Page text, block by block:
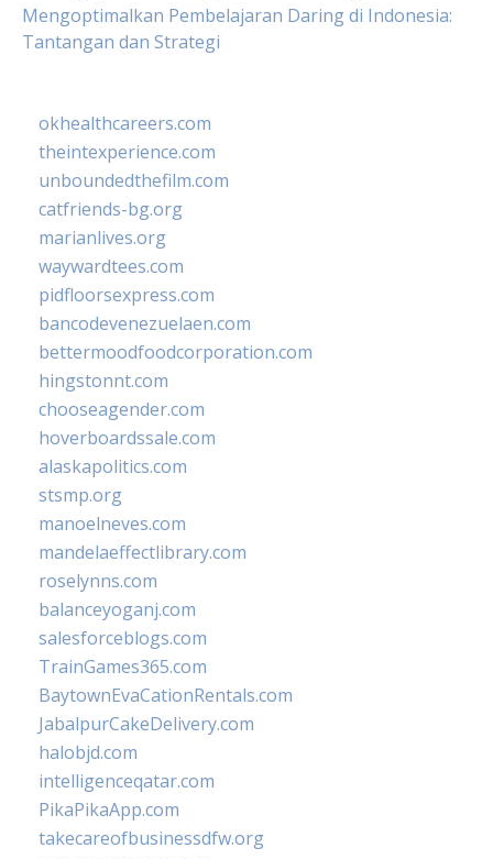
Mengoptimalkan Pembelajaran Daring di Indonesia:
Tantangan dan Strategi
okhealthcareers.com
theintexperience.com
unboundedthefilm.com
catfriends-bg.org
marianlives.org
waywardtees.com
pidfloorsexpress.com
bancodevenezuelaen.com
bettermoodfoodcorporation.com
hingstonnt.com
chooseagender.com
hoverboardssale.com
alaskapolitics.com
stsmp.org
manoelneves.com
mandelaeffectlibrary.com
roselynns.com
balanceyoganj.com
salesforceblogs.com
TrainGames365.com
BaytownEvaCationRentals.com
JabalpurCakeDelivery.com
halobjd.com
intelligenceqatar.com
PikaPikaApp.com
takecareofbusinessdfw.org